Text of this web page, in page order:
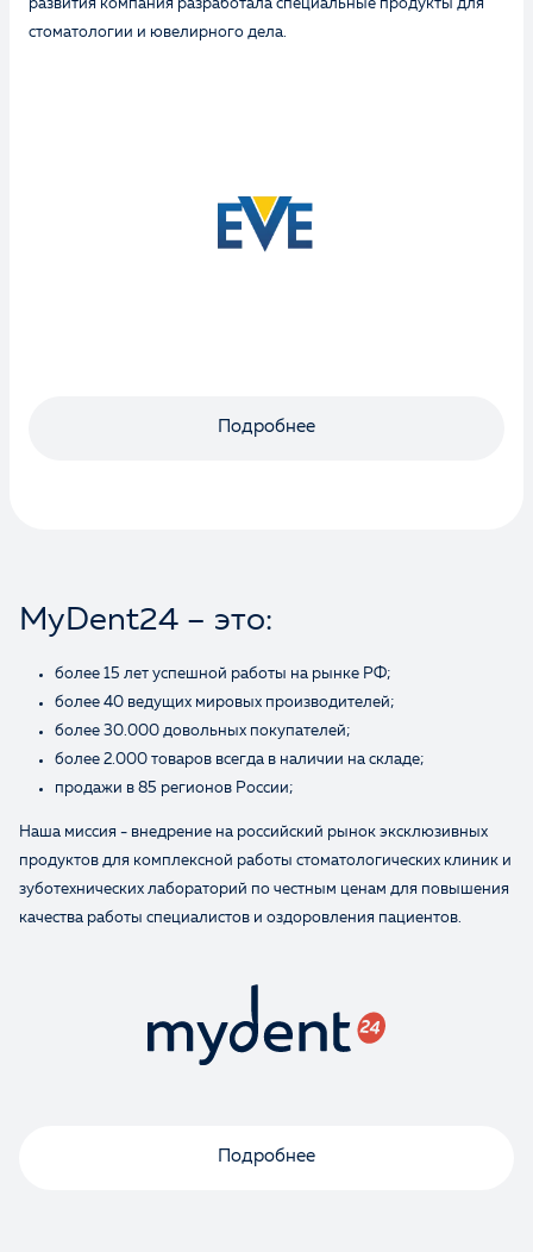
развития компания разработала специальные продукты для
стоматологии и ювелирного дела.
Подробнее
MyDent24 – это:
более 15 лет успешной работы на рынке РФ;
более 40 ведущих мировых производителей;
более 30.000 довольных покупателей;
более 2.000 товаров всегда в наличии на складе;
продажи в 85 регионов России;
Наша миссия - внедрение на российский рынок эксклюзивных
продуктов для комплексной работы стоматологических клиник и
зуботехнических лабораторий по честным ценам для повышения
качества работы специалистов и оздоровления пациентов.
Подробнее